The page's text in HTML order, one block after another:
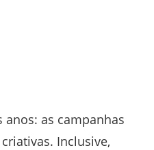
as campanhas
Inclusive,